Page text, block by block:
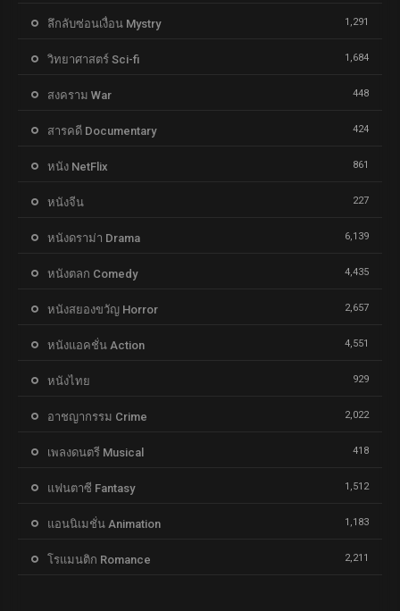
ลึกลับซ่อนเงื่อน Mystry 1,291
วิทยาศาสตร์ Sci-fi 1,684
สงคราม War 448
สารคดี Documentary 424
หนัง NetFlix 861
หนังจีน 227
หนังดราม่า Drama 6,139
หนังตลก Comedy 4,435
หนังสยองขวัญ Horror 2,657
หนังแอคชั่น Action 4,551
หนังไทย 929
อาชญากรรม Crime 2,022
เพลงดนตรี Musical 418
แฟนตาซี Fantasy 1,512
แอนนิเมชั่น Animation 1,183
โรแมนติก Romance 2,211